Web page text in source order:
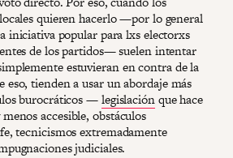
quieren hacerlo —por lo general
iniciativa popular para lxs electorxs
de los partidos— suelen intentar
estuvieran en contra de la
eso, tienden a usar un abordaje más
burocráticos —legislaciónque hace
accesible, obstáculos
tecnicismos extremadamente
judiciales.